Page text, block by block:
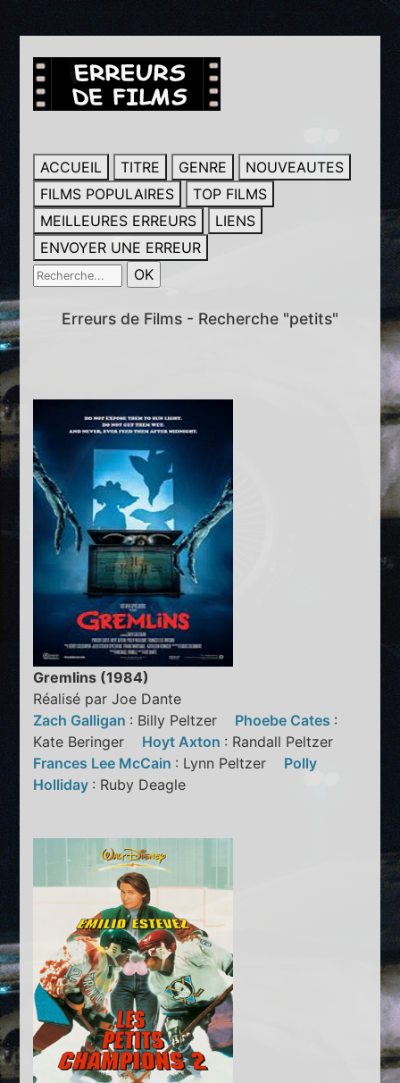
ACCUEIL TITRE GENRE
NOUVEAUTES
FILMS POPULAIRES
TOP FILMS
MEILLEURES ERREURS
LIENS
ENVOYER UNE ERREUR
Erreurs de Films - Recherche "petits"
Gremlins (1984)
Réalisé par Joe Dante
Zach Galligan : Billy Peltzer Phoebe Cates :
Kate Beringer Hoyt Axton : Randall Peltzer
Frances Lee McCain : Lynn Peltzer Polly
Holliday : Ruby Deagle